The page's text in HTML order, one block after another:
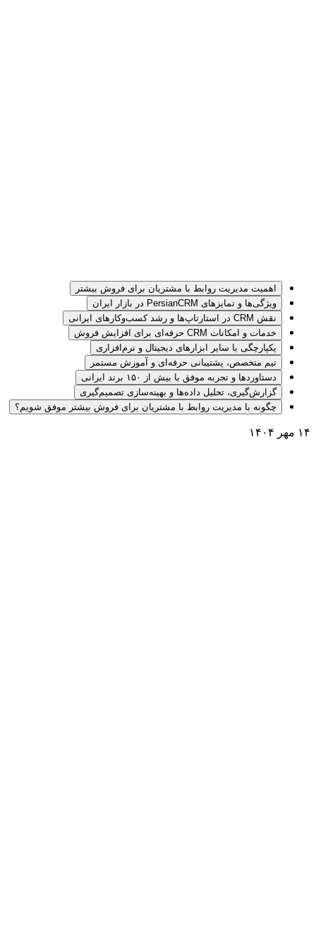
اهمیت مدیریت روابط با مشتریان برای فروش بیشتر
ویژگی‌ها و تمایزهای PersianCRM در بازار ایران
نقش CRM در استارتاپ‌ها و رشد کسب‌وکارهای ایرانی
خدمات و امکانات CRM حرفه‌ای برای افزایش فروش
یکپارچگی با سایر ابزارهای دیجیتال و نرم‌افزاری
تیم متخصص، پشتیبانی حرفه‌ای و آموزش مستمر
دستاوردها و تجربه موفق با بیش از ۱۵۰ برند ایرانی
گزارش‌گیری، تحلیل داده‌ها و بهینه‌سازی تصمیم‌گیری
چگونه با مدیریت روابط با مشتریان برای فروش بیشتر موفق شویم؟
۱۴ مهر ۱۴۰۴